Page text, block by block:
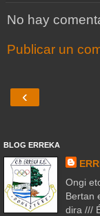
No hay
Publicar un
‹
BLOG ERREKA
Ongi
Bertan
dira ///